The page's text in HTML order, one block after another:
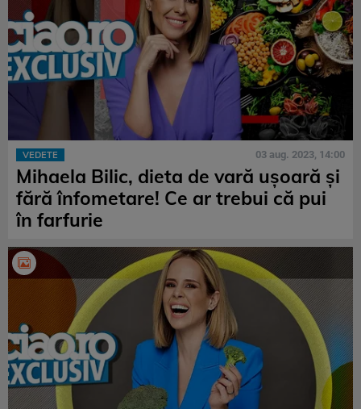
VEDETE 03 aug. 2023, 14:00
Mihaela Bilic, dieta de vară ușoară și
fără înfometare! Ce ar trebui că pui
în farfurie